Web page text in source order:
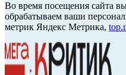
Во время посещения сайта
обрабатываем ваши
метрик Яндекс Метрика,